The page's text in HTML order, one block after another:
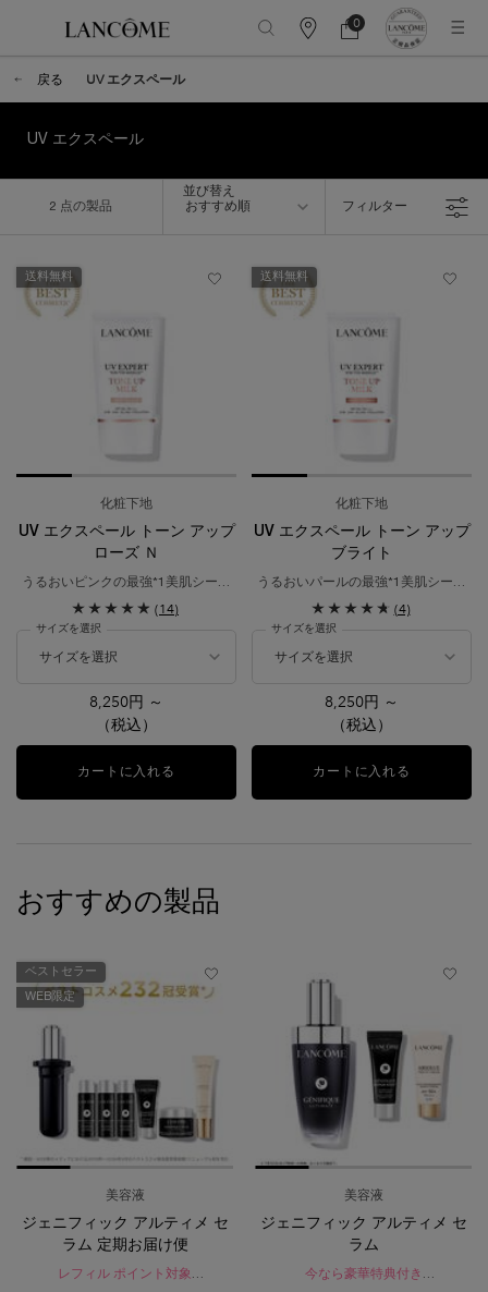
カ
ー
カ
ー
0
0 カート内の製品
戻る
UV エクスペール
UV エクスペール
2 点の製品
並び替え
おすすめ順
並び替え
フィルター
フィルターメニュー
送料無料
化粧下地
UV エクスペール トーン アップ
ローズ Ｎ
うるおいピンクの最強*1美肌シール
日焼け止め用乳液・化粧下地​
(14)
サイズを選択
8,250円 ～
（税込）
カートに入れる UV エクスペール トーン アップ ローズ Ｎ
送料無料
化粧下地
UV エクスペール トーン アップ
ブライト
うるおいパールの最強*1美肌シール
(4)
サイズを選択
8,250円 ～
（税込）
カートに入れる
おすすめの製品
ベストセラー
WEB限定
美容液
ジェニフィック アルティメ セ
ラム 定期お届け便
レフィル ポイント対象
美容液
ジェニフィック アルティメ セ
ラム
今なら豪華特典付き​